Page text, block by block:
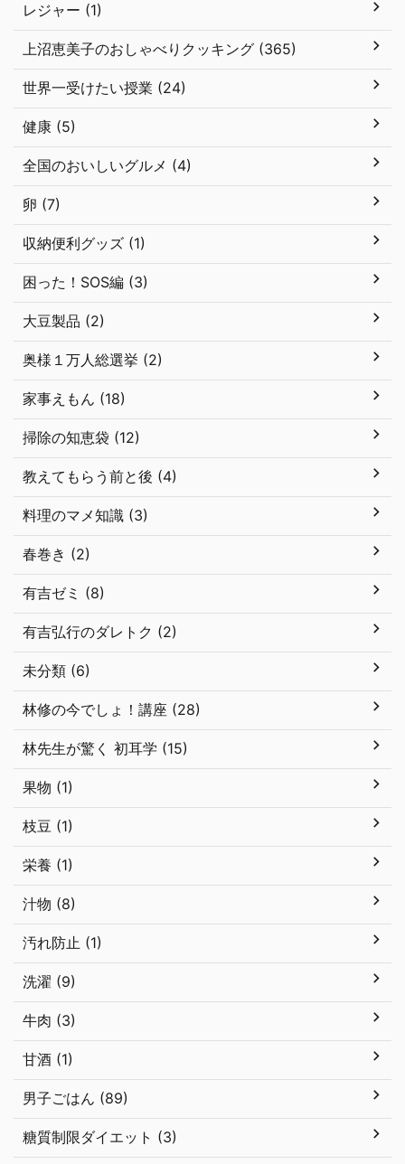
レジャー (1)
上沼恵美子のおしゃべりクッキング (365)
世界一受けたい授業 (24)
健康 (5)
全国のおいしいグルメ (4)
卵 (7)
収納便利グッズ (1)
困った！SOS編 (3)
大豆製品 (2)
奥様１万人総選挙 (2)
家事えもん (18)
掃除の知恵袋 (12)
教えてもらう前と後 (4)
料理のマメ知識 (3)
春巻き (2)
有吉ゼミ (8)
有吉弘行のダレトク (2)
未分類 (6)
林修の今でしょ！講座 (28)
林先生が驚く 初耳学 (15)
果物 (1)
枝豆 (1)
栄養 (1)
汁物 (8)
汚れ防止 (1)
洗濯 (9)
牛肉 (3)
甘酒 (1)
男子ごはん (89)
糖質制限ダイエット (3)